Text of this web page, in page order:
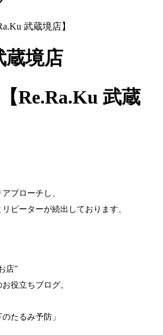
武蔵境店】
蔵境店
Re.Ra.Ku 武蔵
プローチし、
ピーターが続出しております、
店”
役立ちブログ。
たるみ予防」